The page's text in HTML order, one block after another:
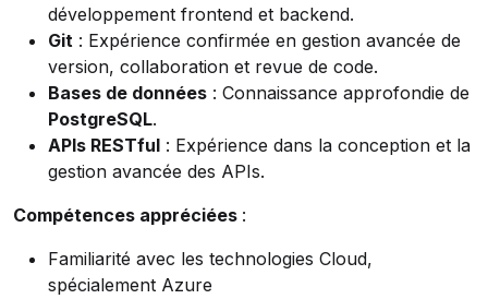
développement frontend et backend.
Git : Expérience confirmée en gestion avancée de
version, collaboration et revue de code.
Bases de données : Connaissance approfondie de
PostgreSQL.
APIs RESTful : Expérience dans la conception et la
gestion avancée des APIs.
Compétences appréciées :
Familiarité avec les technologies Cloud,
spécialement Azure